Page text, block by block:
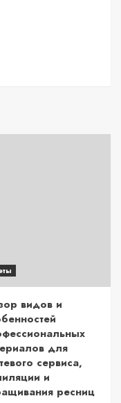
видов и
для
сервиса,
и
ресниц